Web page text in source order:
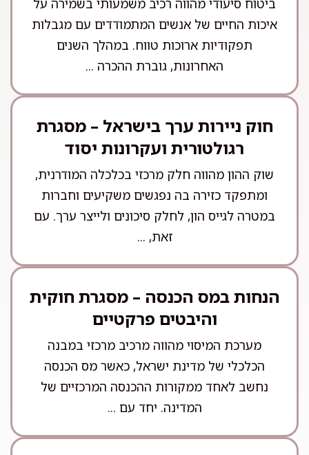
ביטוח סיעודי מהווה רכיב משמעותי בשמירה על
איכות החיים של אנשים המתמודדים עם מגבלות
תפקודיות ארוכות טווח. במהלך השנים
האחרונות, גוברת ההכרה ...
חוק ניירות ערך בישראל – מסגרת
רגולטורית ועקרונות יסוד
שוק ההון מהווה חלק מרכזי בכלכלה המודרנית,
ומתפקד כזירה בה נפגשים משקיעים וחברות
במטרה לגייס הון, לחלק סיכונים ולייצר ערך. עם
זאת, ...
הנחות במס הכנסה – מסגרת חוקית
והיבטים פרקטיים
מערכת המיסוי מהווה מרכיב מרכזי במבנה
הכלכלי של מדינת ישראל, כאשר מס הכנסה
נחשב לאחד ממקורות ההכנסה המרכזיים של
המדינה. יחד עם ...